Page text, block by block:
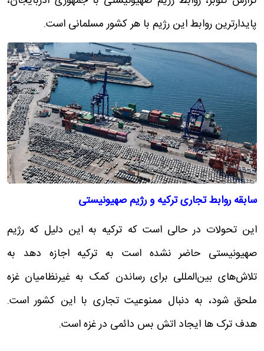
پایدارترین روابط این رژیم با هر کشور مسلمانی است.
سابقه روابط تجاری ترکیه و رژیم صهیونیستی
این تحولات در حالی است که ترکیه به این دلیل که رژیم
صهیونیستی حاضر نشده است به ترکیه اجازه دهد به
تلاش‌های بین‌المللی برای رساندن کمک به غیرنظامیان غزه
ملحق شود، به دنبال ممنوعیت تجاری با این کشور است.
هدف ترک ها ایجاد اتش بس دائمی در غزه است.